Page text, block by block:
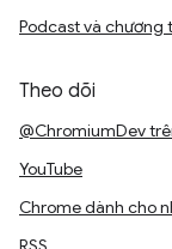
Podcast và chương
Theo dõi
@ChromiumDev
YouTube
Chrome dành cho